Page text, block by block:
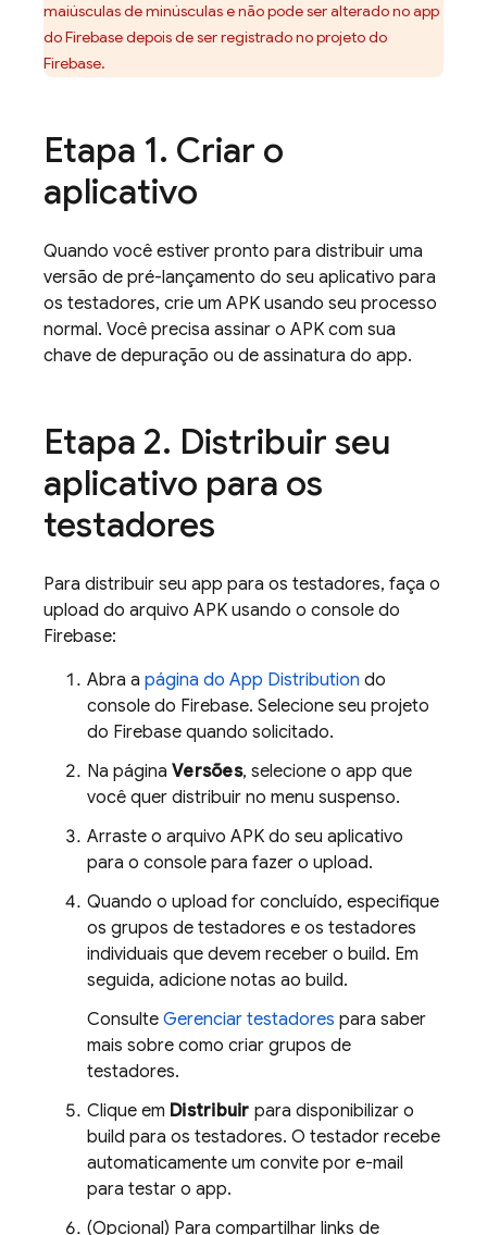
maiúsculas de minúsculas e não pode ser alterado no app
do Firebase depois de ser registrado no projeto do
Firebase.
Etapa 1. Criar o
aplicativo
Quando você estiver pronto para distribuir uma
versão de pré-lançamento do seu aplicativo para
os testadores, crie um APK usando seu processo
normal. Você precisa assinar o APK com sua
chave de depuração ou de assinatura do app.
Etapa 2. Distribuir seu
aplicativo para os
testadores
Para distribuir seu app para os testadores, faça o
upload do arquivo APK usando o console do
Firebase:
Abra a página do App Distribution do
console do Firebase. Selecione seu projeto
do Firebase quando solicitado.
Na página Versões, selecione o app que
você quer distribuir no menu suspenso.
Arraste o arquivo APK do seu aplicativo
para o console para fazer o upload.
Quando o upload for concluído, especifique
os grupos de testadores e os testadores
individuais que devem receber o build. Em
seguida, adicione notas ao build.
Consulte Gerenciar testadores para saber
mais sobre como criar grupos de
testadores.
Clique em Distribuir para disponibilizar o
build para os testadores. O testador recebe
automaticamente um convite por e-mail
para testar o app.
(Opcional) Para compartilhar links de